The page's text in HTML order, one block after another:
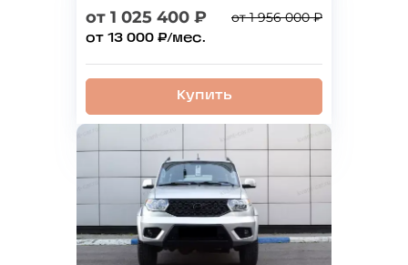
от 1 025 400 ₽ от 1 956 000 ₽
от 13 000 ₽/мес.
Купить